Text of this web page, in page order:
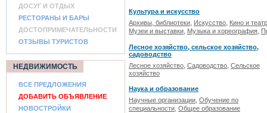
ДОСУГ И ОТДЫХ
РЕСТОРАНЫ И БАРЫ
ДОСТОПРИМЕЧАТЕЛЬНОСТИ
ОТЗЫВЫ ТУРИСТОВ
НЕДВИЖИМОСТЬ
ВСЕ ПРЕДЛОЖЕНИЯ
ДОБАВИТЬ ОБЪЯВЛЕНИЕ
НОВОСТРОЙКИ
Культура и искусство
Архивы, библиотеки, Искусство, Кино и театр
Музеи и выставки, Музыка и хореография,
Лесное хозяйство, сельское хозяйство,
садоводство
Лесное хозяйство, Садоводство, Сельское
хозяйство
Наука и образование
Научные организации, Обучение по
специальности, Общее образование